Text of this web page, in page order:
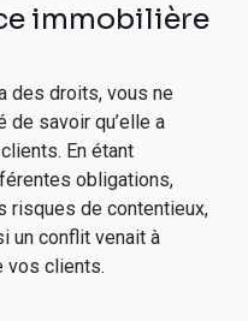
immobilière
des droits, vous ne
de savoir qu’elle a
En étant
obligations,
risques de contentieux,
un conflit venait à
vos clients.